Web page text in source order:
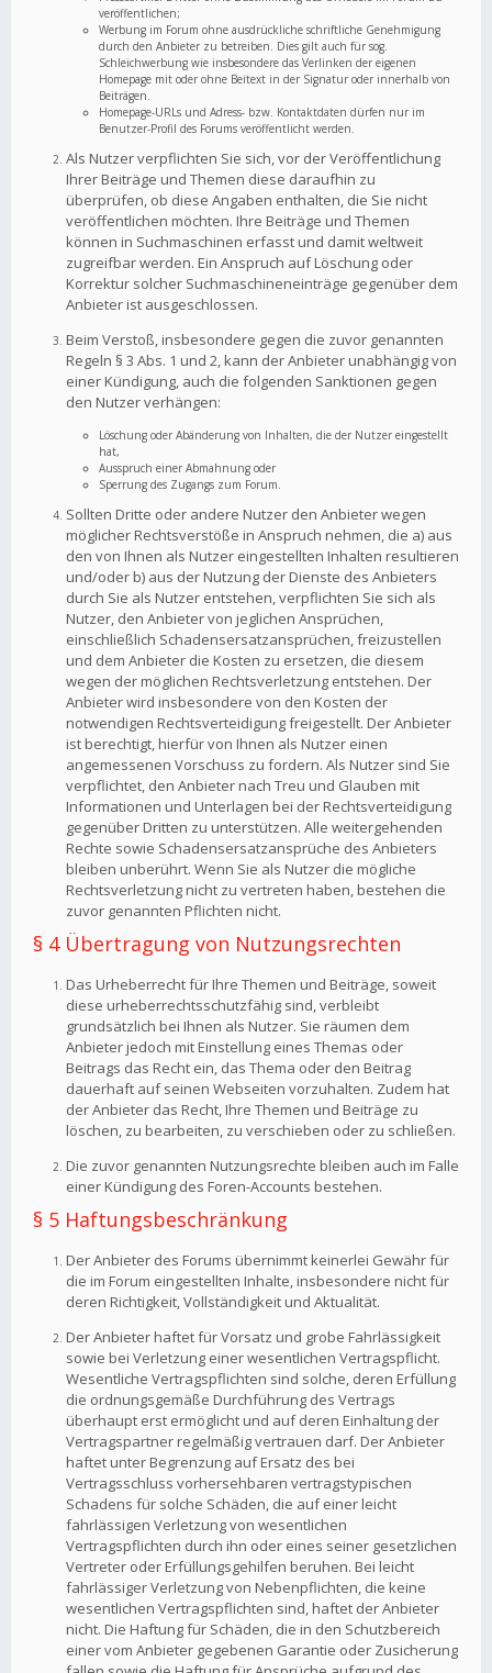
veröffentlichen;
Werbung im Forum ohne ausdrückliche schriftliche Genehmigung
durch den Anbieter zu betreiben. Dies gilt auch für sog.
Schleichwerbung wie insbesondere das Verlinken der eigenen
Homepage mit oder ohne Beitext in der Signatur oder innerhalb von
Beiträgen.
Homepage-URLs und Adress- bzw. Kontaktdaten dürfen nur im
Benutzer-Profil des Forums veröffentlicht werden.
Als Nutzer verpflichten Sie sich, vor der Veröffentlichung
Ihrer Beiträge und Themen diese daraufhin zu
überprüfen, ob diese Angaben enthalten, die Sie nicht
veröffentlichen möchten. Ihre Beiträge und Themen
können in Suchmaschinen erfasst und damit weltweit
zugreifbar werden. Ein Anspruch auf Löschung oder
Korrektur solcher Suchmaschineneinträge gegenüber dem
Anbieter ist ausgeschlossen.
Beim Verstoß, insbesondere gegen die zuvor genannten
Regeln § 3 Abs. 1 und 2, kann der Anbieter unabhängig von
einer Kündigung, auch die folgenden Sanktionen gegen
den Nutzer verhängen:
Löschung oder Abänderung von Inhalten, die der Nutzer eingestellt
hat,
Ausspruch einer Abmahnung oder
Sperrung des Zugangs zum Forum.
Sollten Dritte oder andere Nutzer den Anbieter wegen
möglicher Rechtsverstöße in Anspruch nehmen, die a) aus
den von Ihnen als Nutzer eingestellten Inhalten resultieren
und/oder b) aus der Nutzung der Dienste des Anbieters
durch Sie als Nutzer entstehen, verpflichten Sie sich als
Nutzer, den Anbieter von jeglichen Ansprüchen,
einschließlich Schadensersatzansprüchen, freizustellen
und dem Anbieter die Kosten zu ersetzen, die diesem
wegen der möglichen Rechtsverletzung entstehen. Der
Anbieter wird insbesondere von den Kosten der
notwendigen Rechtsverteidigung freigestellt. Der Anbieter
ist berechtigt, hierfür von Ihnen als Nutzer einen
angemessenen Vorschuss zu fordern. Als Nutzer sind Sie
verpflichtet, den Anbieter nach Treu und Glauben mit
Informationen und Unterlagen bei der Rechtsverteidigung
gegenüber Dritten zu unterstützen. Alle weitergehenden
Rechte sowie Schadensersatzansprüche des Anbieters
bleiben unberührt. Wenn Sie als Nutzer die mögliche
Rechtsverletzung nicht zu vertreten haben, bestehen die
zuvor genannten Pflichten nicht.
§ 4 Übertragung von Nutzungsrechten
Das Urheberrecht für Ihre Themen und Beiträge, soweit
diese urheberrechtsschutzfähig sind, verbleibt
grundsätzlich bei Ihnen als Nutzer. Sie räumen dem
Anbieter jedoch mit Einstellung eines Themas oder
Beitrags das Recht ein, das Thema oder den Beitrag
dauerhaft auf seinen Webseiten vorzuhalten. Zudem hat
der Anbieter das Recht, Ihre Themen und Beiträge zu
löschen, zu bearbeiten, zu verschieben oder zu schließen.
Die zuvor genannten Nutzungsrechte bleiben auch im Falle
einer Kündigung des Foren-Accounts bestehen.
§ 5 Haftungsbeschränkung
Der Anbieter des Forums übernimmt keinerlei Gewähr für
die im Forum eingestellten Inhalte, insbesondere nicht für
deren Richtigkeit, Vollständigkeit und Aktualität.
Der Anbieter haftet für Vorsatz und grobe Fahrlässigkeit
sowie bei Verletzung einer wesentlichen Vertragspflicht.
Wesentliche Vertragspflichten sind solche, deren Erfüllung
die ordnungsgemäße Durchführung des Vertrags
überhaupt erst ermöglicht und auf deren Einhaltung der
Vertragspartner regelmäßig vertrauen darf. Der Anbieter
haftet unter Begrenzung auf Ersatz des bei
Vertragsschluss vorhersehbaren vertragstypischen
Schadens für solche Schäden, die auf einer leicht
fahrlässigen Verletzung von wesentlichen
Vertragspflichten durch ihn oder eines seiner gesetzlichen
Vertreter oder Erfüllungsgehilfen beruhen. Bei leicht
fahrlässiger Verletzung von Nebenpflichten, die keine
wesentlichen Vertragspflichten sind, haftet der Anbieter
nicht. Die Haftung für Schäden, die in den Schutzbereich
einer vom Anbieter gegebenen Garantie oder Zusicherung